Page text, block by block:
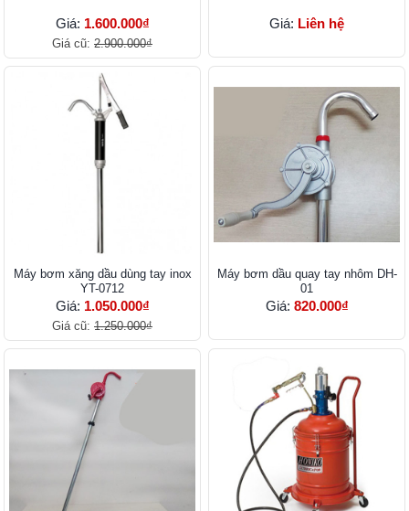
Giá: 1.600.000₫
Giá cũ: 2.900.000₫
Giá: Liên hệ
Máy bơm xăng dầu dùng tay inox
YT-0712
Giá: 1.050.000₫
Giá cũ: 1.250.000₫
Máy bơm dầu quay tay nhôm DH-
01
Giá: 820.000₫